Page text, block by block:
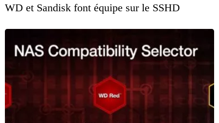
WD et Sandisk font équipe sur le SSHD